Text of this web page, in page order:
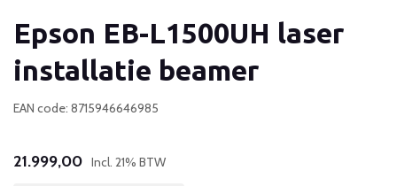
Epson EB-L1500UH laser
installatie beamer
EAN code: 8715946646985
21.999,00 Incl. 21% BTW